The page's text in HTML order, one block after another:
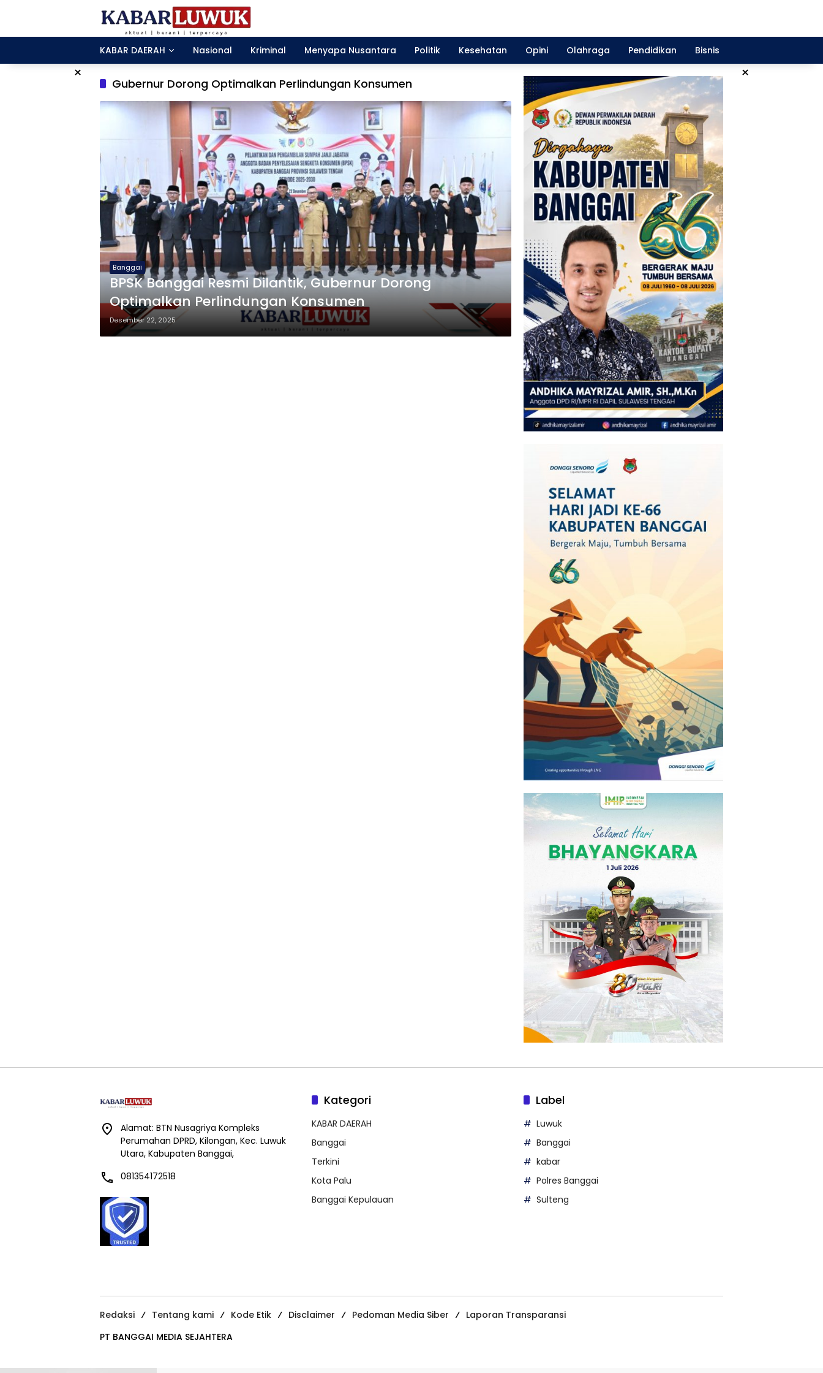
KABAR DAERAH
Nasional Kriminal Menyapa Nusantara Politik Kesehatan Opini Olahraga Pendidikan Bisnis
× ×
Gubernur Dorong Optimalkan Perlindungan Konsumen
Banggai
BPSK Banggai Resmi Dilantik, Gubernur Dorong
Optimalkan Perlindungan Konsumen
Desember 22, 2025
Alamat: BTN Nusagriya Kompleks
Perumahan DPRD, Kilongan, Kec. Luwuk
Utara, Kabupaten Banggai,
081354172518
Kategori
KABAR DAERAH
Banggai
Terkini
Kota Palu
Banggai Kepulauan
Label
Luwuk
Banggai
kabar
Polres Banggai
Sulteng
Redaksi Tentang kami Kode Etik Disclaimer Pedoman Media Siber
Laporan Transparansi
PT BANGGAI MEDIA SEJAHTERA